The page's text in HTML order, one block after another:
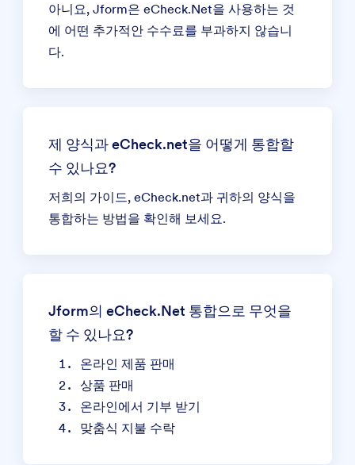
아니요, Jform은 eCheck.Net을 사용하는 것
에 어떤 추가적안 수수료를 부과하지 않습니
다.
제 양식과 eCheck.net을 어떻게 통합할
수 있나요?
저희의 가이드,eCheck.net과 귀하의 양식을
통합하는 방법을 확인해 보세요.
Jform의 eCheck.Net 통합으로 무엇을
할 수 있나요?
온라인 제품 판매
상품 판매
온라인에서 기부 받기
맞춤식 지불 수락